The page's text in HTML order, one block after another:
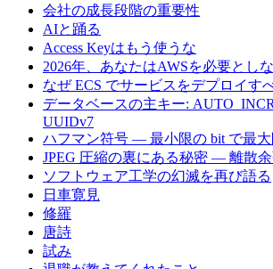
会社の成長段階の重要性
AIと踊る
Access Keyはもう使うな
2026年、あなたはAWSを必要とし
なぜ ECS でサービスをデプロイす
データベースの主キー:
UUIDv7
ハフマン符号 — 最小限の bit で最大
JPEG 圧縮の裏にある秘密 — 離散
ソフトウェア工学の幻滅を再び語る
日車寛見
修羅
唐詩
試み